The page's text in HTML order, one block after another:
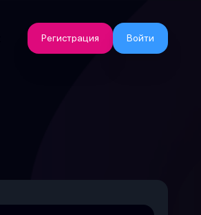
Регистрация Войти